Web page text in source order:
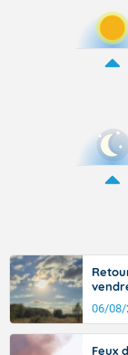
06/08/
Feux